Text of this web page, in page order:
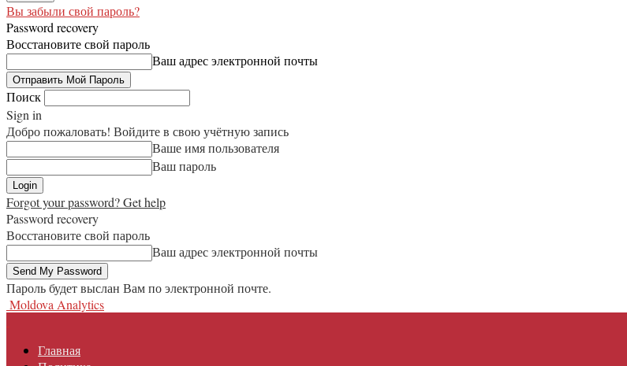
Вы забыли свой пароль?
Password recovery
Восстановите свой пароль
Ваш адрес электронной почты
Поиск
Sign in
Добро пожаловать! Войдите в свою учётную запись
Ваше имя пользователя
Ваш пароль
Forgot your password? Get help
Password recovery
Восстановите свой пароль
Ваш адрес электронной почты
Пароль будет выслан Вам по электронной почте.
Moldova Analytics
Главная